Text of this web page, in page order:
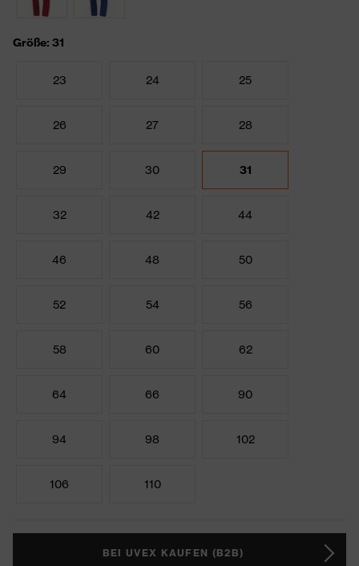
Größe: 31
23 24 25
26 27 28
29 30 31
32 42 44
46 48 50
52 54 56
58 60 62
64 66 90
94 98 102
106 110
BEI UVEX KAUFEN (B2B)